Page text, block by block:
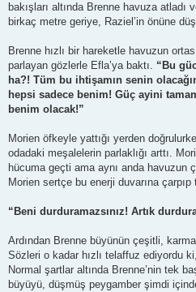
bakışları altında Brenne havuza
birkaç metre geriye, Raziel’in önüne
Brenne hızlı bir hareketle havuzun
parlayan gözlerle Efla’ya baktı. “Bu
ha?! Tüm bu ihtişamın senin
hepsi sadece benim! Güç ayini
benim olacak!”
Morien öfkeyle yattığı yerden
odadaki meşalelerin parlaklığı arttı.
hücuma geçti ama aynı anda havuzun
Morien sertçe bu enerji duvarına çarpıp
“Beni durduramazsınız! Artık
Ardından Brenne büyünün çeşitli,
Sözleri o kadar hızlı telaffuz ediyordu
Normal şartlar altında Brenne’nin tek
büyüyü, düşmüş peygamber şimdi